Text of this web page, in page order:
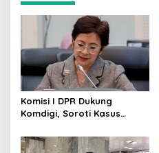
Komisi I DPR Dukung
Komdigi, Soroti Kasus
GIIAS Tanpa Izin